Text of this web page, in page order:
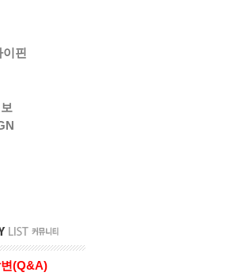
핀
(Q&A)